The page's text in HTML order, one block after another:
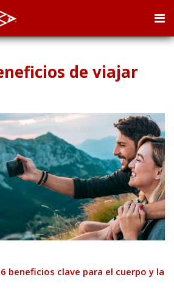
de viajar
beneficios clave para el cuerpo y la